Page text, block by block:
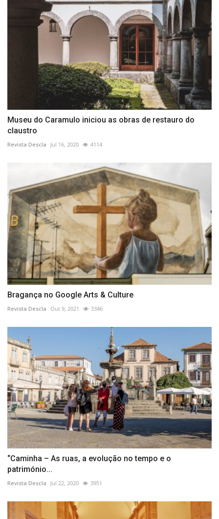
Museu do Caramulo iniciou as obras de restauro do
claustro
Revista Descla Jul 16, 2020 4114
Bragança no Google Arts & Culture
Revista Descla Out 9, 2021 3346
“Caminha – As ruas, a evolução no tempo e o
património...
Revista Descla Jul 22, 2020 3951